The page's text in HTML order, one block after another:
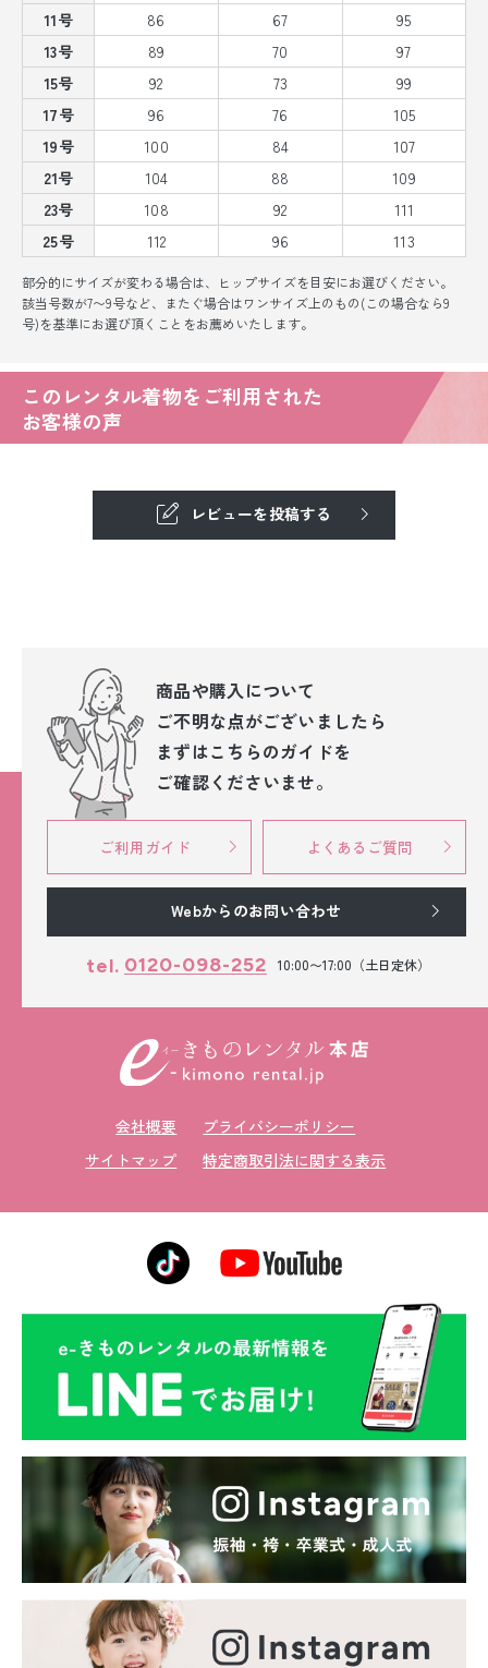
11号
86 67
95
13号
89 70
97
15号
92 73
99
17号
96 76
105
19号
100 84
107
21号
104 88
109
23号
108 92
111
25号
112 96 113
部分的にサイズが変わる場合は、ヒップサイズを目安にお選びください。
該当号数が7〜9号など、またぐ場合はワンサイズ上のもの(この場合なら9
号)を基準にお選び頂くことをお薦めいたします。
このレンタル着物をご利用された
お客様の声
レビューを投稿する
商品や購入について
ご不明な点がございましたら
まずはこちらのガイドを
ご確認くださいませ。
ご利用ガイド よくあるご質問
Webからのお問い合わせ
tel. 0120-098-252 10:00〜17:00（土日定休）
会社概要
プライバシーポリシー
サイトマップ
特定商取引法に関する表示